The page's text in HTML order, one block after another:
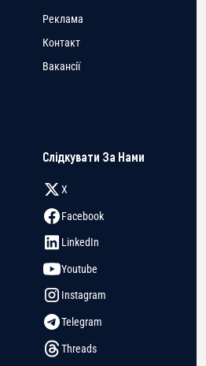
Реклама
Контакт
Вакансії
Слідкувати За Нами
X
Facebook
LinkedIn
Youtube
Instagram
Telegram
Threads